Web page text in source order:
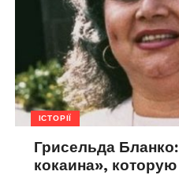
ІСТОРІЇ
Грисельда
кокаина»,